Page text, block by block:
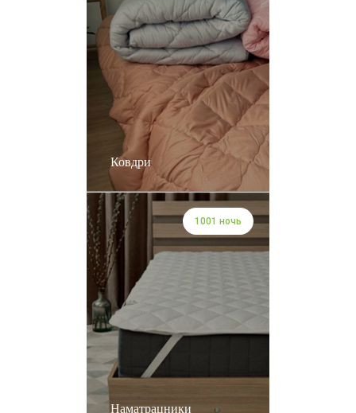
Ковдри
Наматрацники
1001 ночь